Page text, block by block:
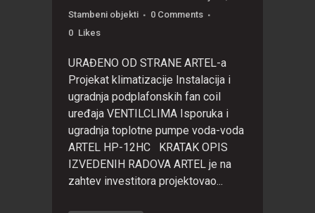
Stambeni objekti
0 Comments
0 Likes
URAĐENO OD STRANE ARTEL-a
Projekat klimatizacije Instalacija i
ugradnja podplafonskih fan coil
uređaja VENTILCLIMA Isporuka i
ugradnja toplotne pumpe voda-voda
ARTEL HP-12HC KRATAK OPIS
IZVEDENIH RADOVA ARTEL je na
zahtev investitora projektovao...